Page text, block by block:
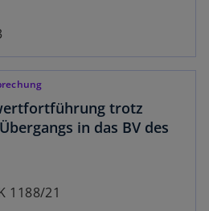
trotz
in das BV des
1188/21